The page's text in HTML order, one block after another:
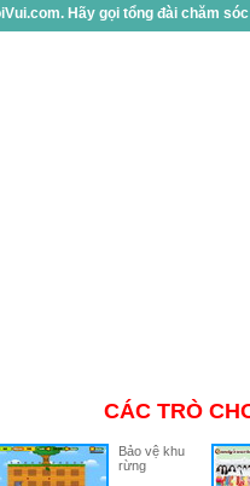
Hãy gọi tổng đài chăm
CÁC TRÒ
Bảo vệ khu
rừng